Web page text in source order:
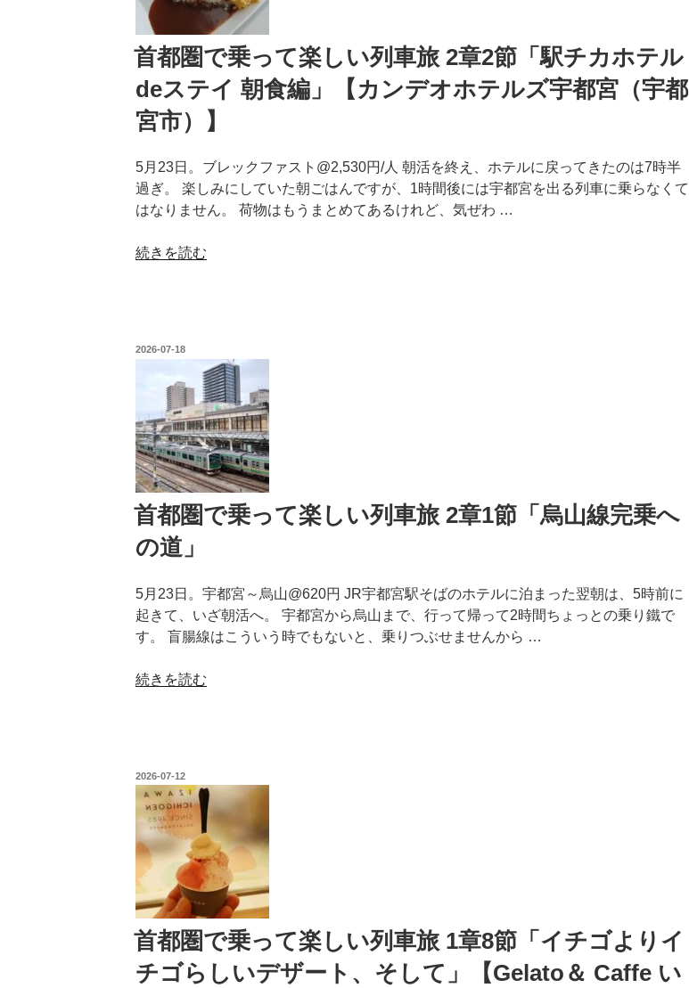
首都圏で乗って楽しい列車旅 2章2節「駅チカホテル
deステイ 朝食編」【カンデオホテルズ宇都宮（宇都
宮市）】
5月23日。ブレックファスト@2,530円/人 朝活を終え、ホテルに戻ってきたのは7時半
過ぎ。 楽しみにしていた朝ごはんですが、1時間後には宇都宮を出る列車に乗らなくて
はなりません。 荷物はもうまとめてあるけれど、気ぜわ …
“首
っ
し
い
列
車
旅
2
章
節
「駅
チ
ホ
テ
イ
朝
食
編」
【カ
ン
デ
オ
ホ
続きを読む
投
2026-07-18
首都圏で乗って楽しい列車旅 2章1節「烏山線完乗へ
の道」
5月23日。宇都宮～烏山@620円 JR宇都宮駅そばのホテルに泊まった翌朝は、5時前に
起きて、いざ朝活へ。 宇都宮から烏山まで、行って帰って2時間ちょっとの乗り鐵で
す。 盲腸線はこういう時でもないと、乗りつぶせませんから …
“首
っ
て
楽
し
い
列
車
旅
2
章
続きを読む
投
日:
2026-07-12
首都圏で乗って楽しい列車旅 1章8節「イチゴよりイ
チゴらしいデザート、そして」【Gelato＆ Caffe い